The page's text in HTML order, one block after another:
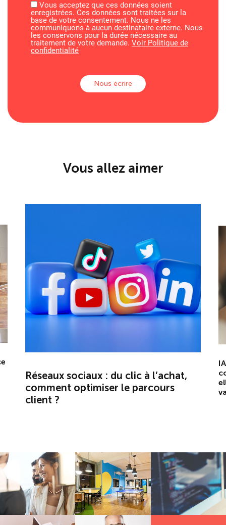
Vous acceptez que ces données soient
enregistrées. Ces données sont traitées sur la
base de votre consentement. Nous ne les
communiquons à aucun destinataire externe. Nous
les conservons pour la durée nécessaire au
traitement de votre demande. Voir Politique de
confidentialité
Vous allez aimer
Réseaux sociaux : du clic à l’achat,
comment optimiser le parcours
client ?